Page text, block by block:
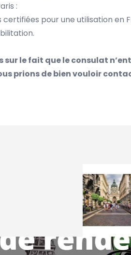
:
pour une utilisation en
sur le fait que le consulat
prions de bien vouloir